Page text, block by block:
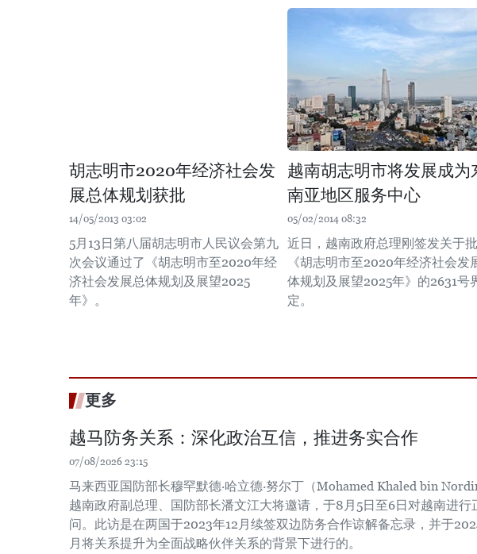
胡志明市2020年经济社会发
展总体规划获批
14/05/2013 03:02
5月13日第八届胡志明市人民议会第九
次会议通过了《胡志明市至2020年经
济社会发展总体规划及展望2025
年》。
越南胡志明市将发展成为
南亚地区服务中心
05/02/2014 08:32
近日，越南政府总理刚签发关于
《胡志明市至2020年经济社会发
体规划及展望2025年》的2631号
定。
更多
越马防务关系：深化政治互信，推进务实合作
07/08/2026 23:15
马来西亚国防部长穆罕默德·哈立德·努尔丁（Mohamed Khaled bin
越南政府副总理、国防部长潘文江大将邀请，于8月5日至6日对越南进行
问。此访是在两国于2023年12月续签双边防务合作谅解备忘录，并于
月将关系提升为全面战略伙伴关系的背景下进行的。